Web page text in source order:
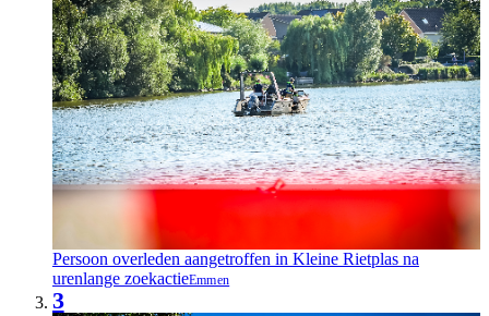
Persoon overleden aangetroffen in Kleine Rietplas na
urenlange zoekactieEmmen
3